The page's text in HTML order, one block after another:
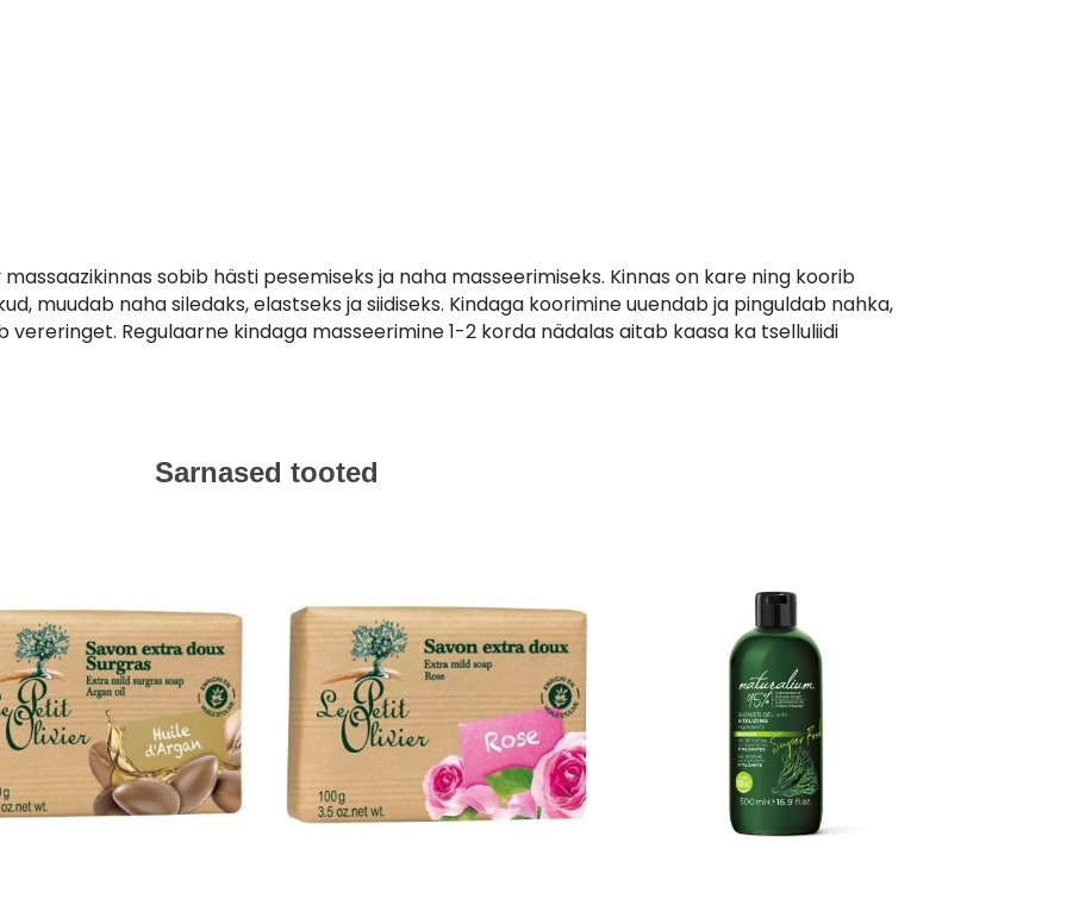
sobib hästi pesemiseks ja naha masseerimiseks. Kinnas on kare ning koorib
muudab naha siledaks, elastseks ja siidiseks. Kindaga koorimine uuendab ja pinguldab nahka,
Regulaarne kindaga masseerimine 1-2 korda nädalas aitab kaasa ka tselluliidi
Sarnased tooted